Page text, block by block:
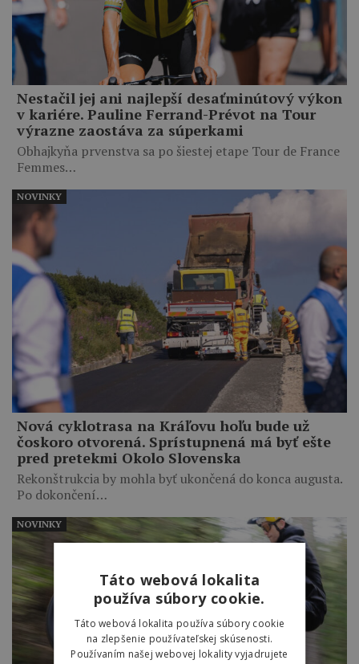
Nestačil jej ani najlepší desaťminútový výkon
v kariére. Pauline Ferrand-Prévot na Tour
výrazne zaostáva za súperkami
Obhajkyňa prvenstva sa po šiestej etape Tour de France
Femmes…
Nová cyklotrasa na Kráľovu hoľu bude už
čoskoro otvorená. Sprístupnená má byť ešte
pred pretekmi Okolo Slovenska
Rekonštrukcia by mohla byť ukončená do konca augusta.
Po dokončení…
NOVINKY
NOVINKY
Táto webová lokalita
používa súbory cookie.
Táto webová lokalita používa súbory cookie
na zlepšenie používateľskej skúsenosti.
Používaním našej webovej lokality vyjadrujete